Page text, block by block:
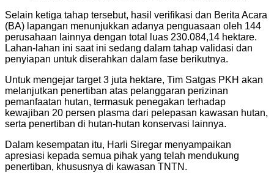
Selain ketiga tahap tersebut, hasil verifikasi dan Berita Acara
(BA) lapangan menunjukkan adanya penguasaan oleh 144
perusahaan lainnya dengan total luas 230.084,14 hektare.
Lahan-lahan ini saat ini sedang dalam tahap validasi dan
penyiapan untuk diserahkan dalam fase berikutnya.
Untuk mengejar target 3 juta hektare, Tim Satgas PKH akan
melanjutkan penertiban atas pelanggaran perizinan
pemanfaatan hutan, termasuk penegakan terhadap
kewajiban 20 persen plasma dari pelepasan kawasan hutan,
serta penertiban di hutan-hutan konservasi lainnya.
Dalam kesempatan itu, Harli Siregar menyampaikan
apresiasi kepada semua pihak yang telah mendukung
penertiban, khususnya di kawasan TNTN.